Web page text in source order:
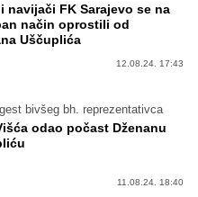
navijači FK Sarajevo se na
način oprostili od
Uščuplića
12.08.24. 17:43
bivšeg bh. reprezentativca
odao počast Dženanu
11.08.24. 18:40